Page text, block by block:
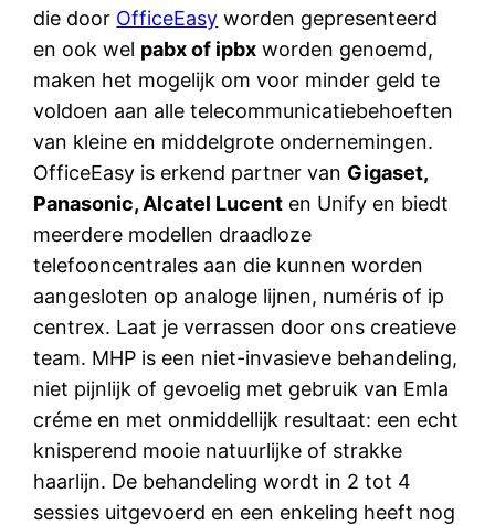
die door OfficeEasy worden gepresenteerd
en ook wel pabx of ipbx worden genoemd,
maken het mogelijk om voor minder geld te
voldoen aan alle telecommunicatiebehoeften
van kleine en middelgrote ondernemingen.
OfficeEasy is erkend partner van Gigaset,
Panasonic, Alcatel Lucent en Unify en biedt
meerdere modellen draadloze
telefooncentrales aan die kunnen worden
aangesloten op analoge lijnen, numéris of ip
centrex. Laat je verrassen door ons creatieve
team. MHP is een niet-invasieve behandeling,
niet pijnlijk of gevoelig met gebruik van Emla
créme en met onmiddellijk resultaat: een echt
knisperend mooie natuurlijke of strakke
haarlijn. De behandeling wordt in 2 tot 4
sessies uitgevoerd en een enkeling heeft nog